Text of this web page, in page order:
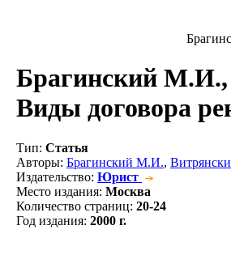
Брагинский
Виды договора
Тип: Статья
Авторы: Брагинский М.И.,
Издательство: Юрист
Место издания: Москва
Количество страниц: 20-24
Год издания: 2000 г.